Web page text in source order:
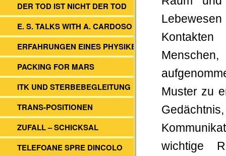
DER TOD IST NICHT DER TOD
E. S. TALKS WITH A. CARDOSO
ERFAHRUNGEN EINES PHYSIKERS
PACKING FOR MARS
ITK UND STERBEBEGLEITUNG
TRANS-POSITIONEN
ZUFALL – SCHICKSAL
TELEFOANE SPRE DINCOLO
Muster zu
wichtige